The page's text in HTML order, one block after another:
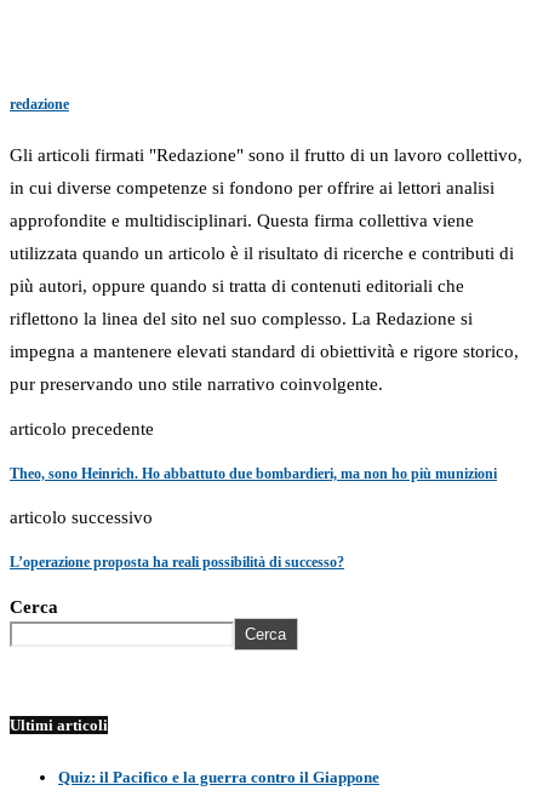
redazione
Gli articoli firmati "Redazione" sono il frutto di un lavoro collettivo,
in cui diverse competenze si fondono per offrire ai lettori analisi
approfondite e multidisciplinari. Questa firma collettiva viene
utilizzata quando un articolo è il risultato di ricerche e contributi di
più autori, oppure quando si tratta di contenuti editoriali che
riflettono la linea del sito nel suo complesso. La Redazione si
impegna a mantenere elevati standard di obiettività e rigore storico,
pur preservando uno stile narrativo coinvolgente.
articolo precedente
Theo, sono Heinrich. Ho abbattuto due bombardieri, ma non ho più munizioni
articolo successivo
L’operazione proposta ha reali possibilità di successo?
Cerca
Cerca
Ultimi articoli
Quiz: il Pacifico e la guerra contro il Giappone